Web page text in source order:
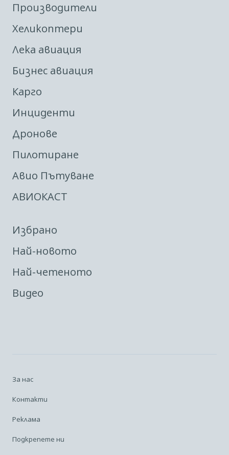
Производители
Хеликоптери
Лека авиация
Бизнес авиация
Карго
Инциденти
Дронове
Пилотиране
Авио Пътуване
АВИОКАСТ
Избрано
Най-новото
Най-четеното
Видео
За нас
Контакти
Реклама
Подкрепете ни